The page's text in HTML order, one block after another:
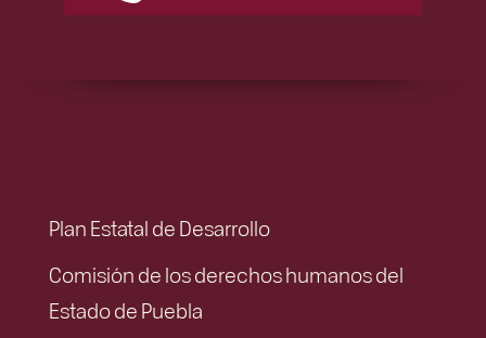
Plan Estatal de Desarrollo
Comisión de los derechos humanos del
Estado de Puebla